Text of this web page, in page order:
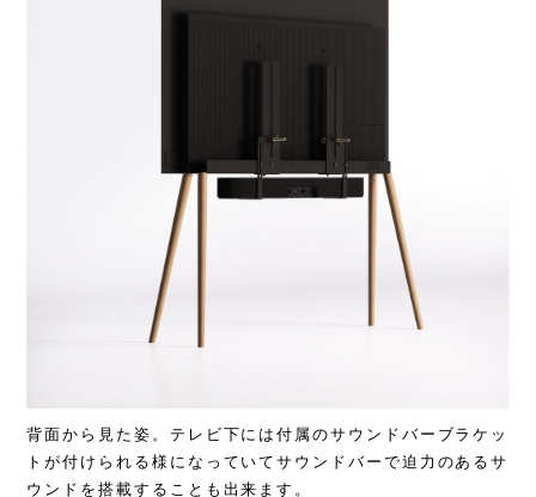
背面から見た姿。テレビ下には付属のサウンドバーブラケッ
トが付けられる様になっていてサウンドバーで迫力のあるサ
ウンドを搭載することも出来ます。